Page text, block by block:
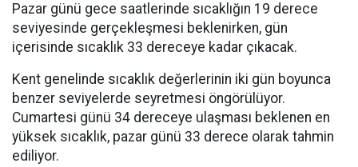
Pazar günü gece saatlerinde sıcaklığın 19 derece
seviyesinde gerçekleşmesi beklenirken, gün
içerisinde sıcaklık 33 dereceye kadar çıkacak.
Kent genelinde sıcaklık değerlerinin iki gün boyunca
benzer seviyelerde seyretmesi öngörülüyor.
Cumartesi günü 34 dereceye ulaşması beklenen en
yüksek sıcaklık, pazar günü 33 derece olarak tahmin
ediliyor.